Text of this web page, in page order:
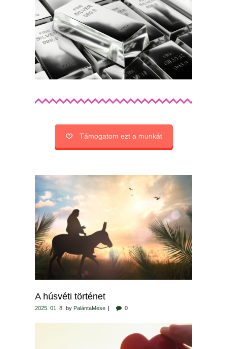
Támogatom ezt a munkát
A húsvéti történet
2025. 01. 8. by PalántaMese 0